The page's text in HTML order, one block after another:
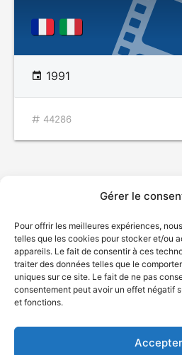
Gérer le
Pour offrir les meilleures expériences,
telles que les cookies pour stocker et/ou
appareils. Le fait de consentir à ces
traiter des données telles que le
uniques sur ce site. Le fait de ne pas
consentement peut avoir un effet négatif
et fonctions.
Accepter
1991
44286
© Gouvernement du
Plan du
Accessibilité